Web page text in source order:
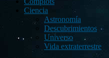
Ciencia
Astronomía
Descubrimientos
Universo
Vida extraterrestre